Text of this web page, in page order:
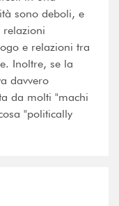
sono deboli, e
relazioni
e relazioni tra
Inoltre, se la
davvero
da molti "machi
"politically